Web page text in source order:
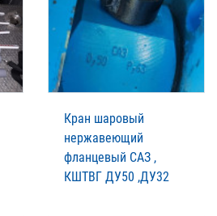
Кран шаровый
нержавеющий
фланцевый САЗ ,
КШТВГ ДУ50 ,ДУ32